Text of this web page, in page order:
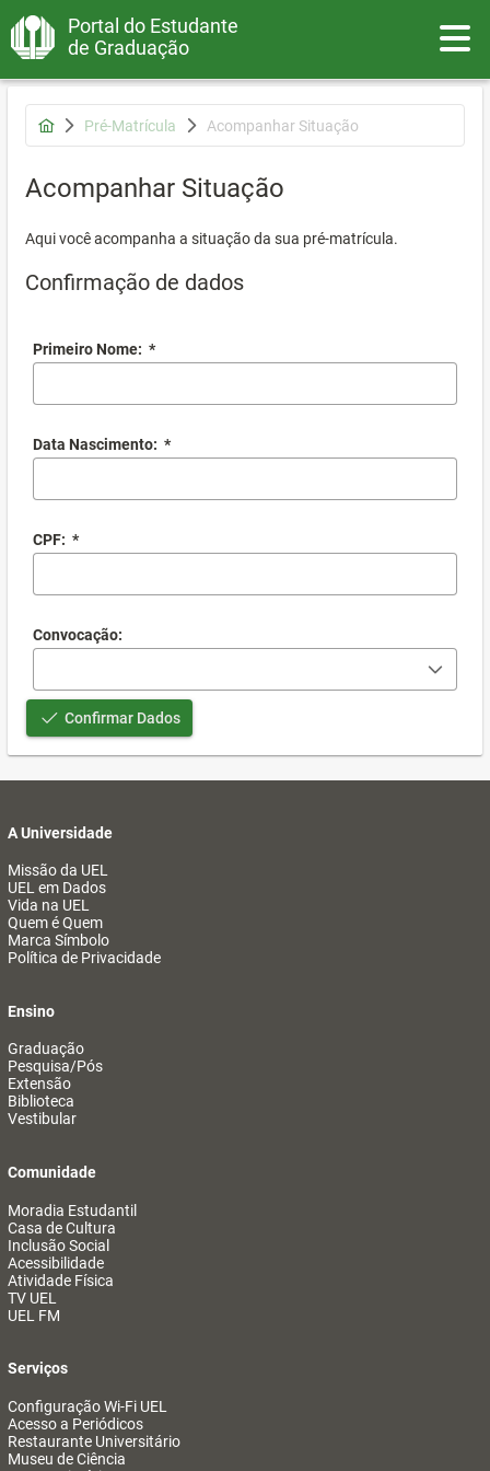
Portal do Estudante
de Graduação
Pré-Matrícula Acompanhar Situação
Acompanhar Situação
Aqui você acompanha a situação da sua pré-matrícula.
Confirmação de dados
Primeiro Nome: *
Data Nascimento: *
CPF: *
Convocação:
Confirmar Dados
A Universidade
Missão da UEL
UEL em Dados
Vida na UEL
Quem é Quem
Marca Símbolo
Política de Privacidade
Ensino
Graduação
Pesquisa/Pós
Extensão
Biblioteca
Vestibular
Comunidade
Moradia Estudantil
Casa de Cultura
Inclusão Social
Acessibilidade
Atividade Física
TV UEL
UEL FM
Serviços
Configuração Wi-Fi UEL
Acesso a Periódicos
Restaurante Universitário
Museu de Ciência